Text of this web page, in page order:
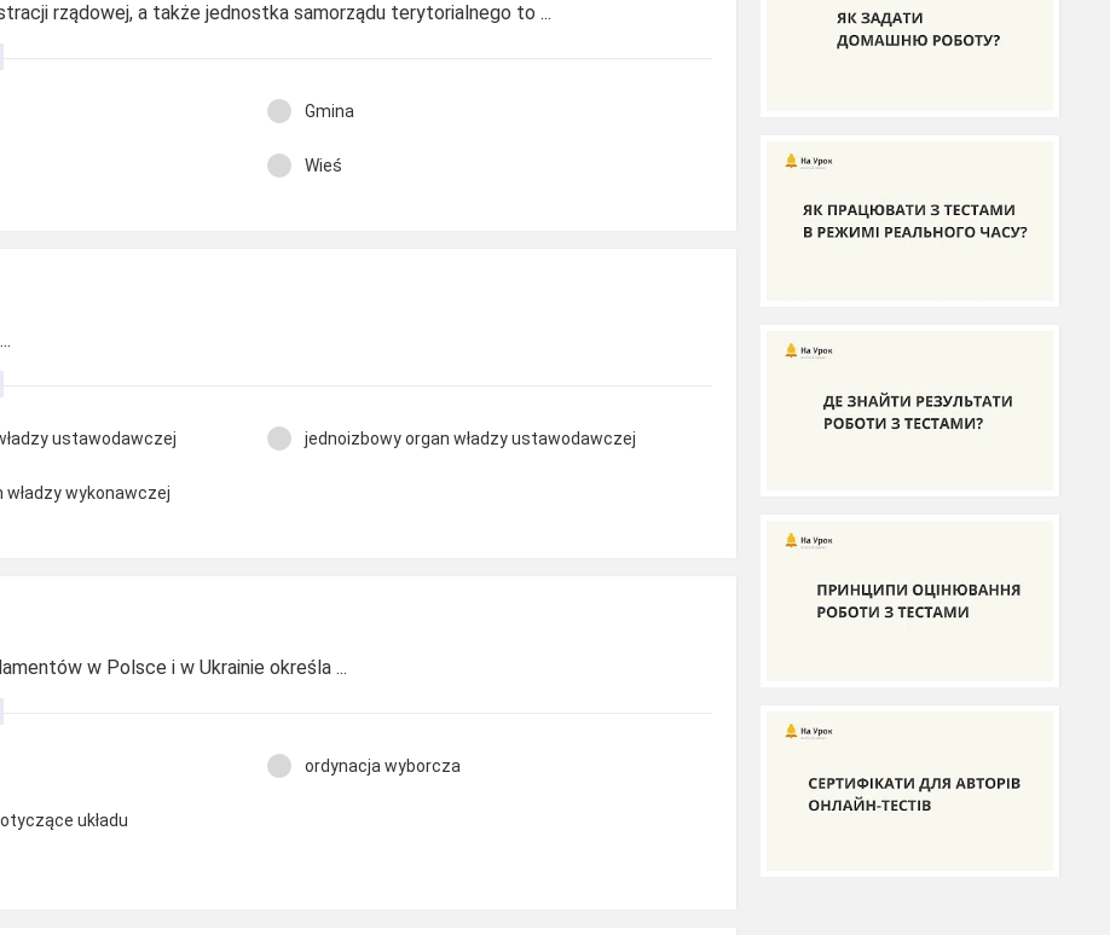
rządowej, a także jednostka samorządu terytorialnego to ...
Gmina
Wieś
ustawodawczej jednoizbowy organ władzy ustawodawczej
wykonawczej
w Polsce i w Ukrainie określa ...
ordynacja wyborcza
układu